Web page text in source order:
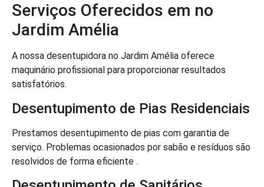
Serviços Oferecidos em no
Jardim Amélia
A nossa desentupidora no Jardim Amélia oferece
maquinário profissional para proporcionar resultados
satisfatórios.
Desentupimento de Pias Residenciais
Prestamos desentupimento de pias com garantia de
serviço. Problemas ocasionados por sabão e resíduos são
resolvidos de forma eficiente .